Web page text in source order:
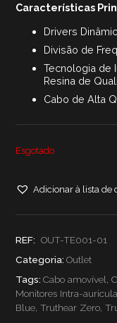
era:
Características
Drivers
Divisão de
Tecnologia de
Resina de
Cabo de Alta
Esgotado
Adicionar à lista de
REF: OUT-TE001-01
Categoria:Outlet
Tags:Cabo amovível ,
Monitores Intra-
Blue ,Truthear Zero ,